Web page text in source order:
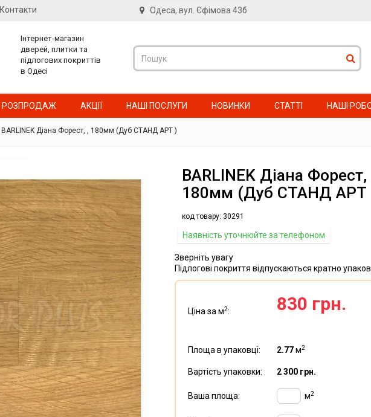
Контакти Одеса, вул. Єфімова 43б
Інтернет-магазин
дверей, плитки та
підлогових покриттів
в Одесі
РОЗПРОДАЖ АКЦІЇ НАШІ ПОСЛУГИ НОВИНКИ СТАТТІ НАШІ
BARLINEK Діана Форест, , 180мм (Дуб СТАНД АРТ )
BARLINEK Діана Форест,
180мм (Дуб СТАНД АРТ
код товару: 30291
Наявність уточнюйте за телефоном
Зверніть увагу
Підлогові покриття відпускаються кратно
Ціна за м2: 830 грн.
Площа в упаковці: 2.77м2
Вартість упаковки: 2 300 грн.
Ваша площа: м2